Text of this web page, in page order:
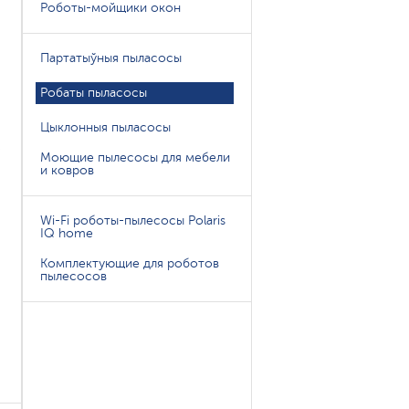
Роботы-мойщики окон
Партатыўныя пыласосы
Робаты пыласосы
Цыклонныя пыласосы
Моющие пылесосы для мебели
и ковров
Wi-Fi роботы-пылесосы Polaris
IQ home
Комплектующие для роботов
пылесосов